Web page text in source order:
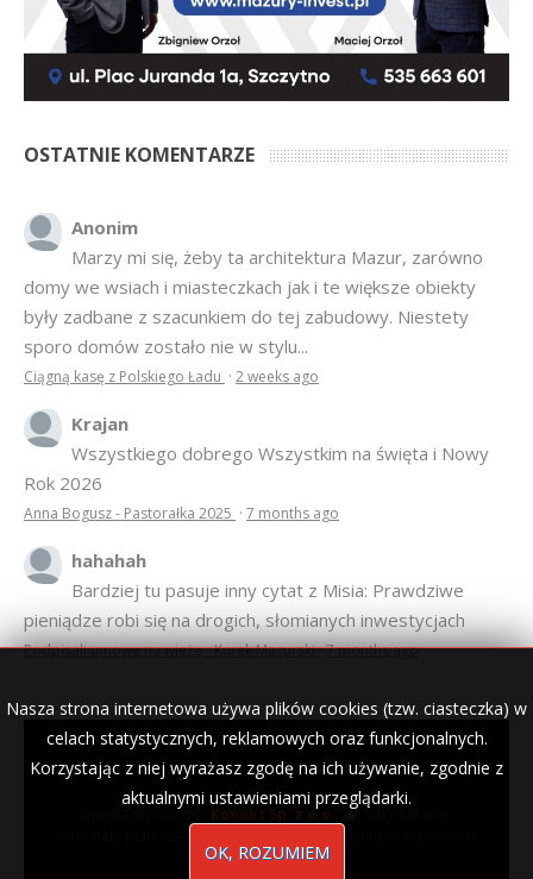
OSTATNIE KOMENTARZE
Anonim
Marzy mi się, żeby ta architektura Mazur, zarówno
domy we wsiach i miasteczkach jak i te większe obiekty
były zadbane z szacunkiem do tej zabudowy. Niestety
sporo domów zostało nie w stylu...
Ciągną kasę z Polskiego Ładu · 2 weeks ago
Krajan
Wszystkiego dobrego Wszystkim na święta i Nowy
Rok 2026
Anna Bogusz - Pastorałka 2025 · 7 months ago
hahahah
Bardziej tu pasuje inny cytat z Misia: Prawdziwe
pieniądze robi się na drogich, słomianych inwestycjach
Podpisali umowę na wieżę - Kurek Mazurski·7 months ago
Nasza strona internetowa używa plików cookies (tzw. ciasteczka) w
celach statystycznych, reklamowych oraz funkcjonalnych.
Korzystając z niej wyrażasz zgodę na ich używanie, zgodnie z
aktualnymi ustawieniami przeglądarki.
OK, ROZUMIEM
© 2007–2018 Kurek Mazurski — archiwalne wydania lokalnej
gazety.
Opieka techniczna: Konekt Sp. z o.o.
- kasy fiskalne,